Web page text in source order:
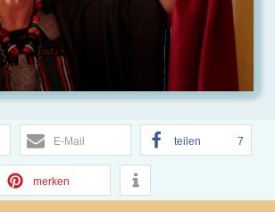
E-Mail teilen 7
merken